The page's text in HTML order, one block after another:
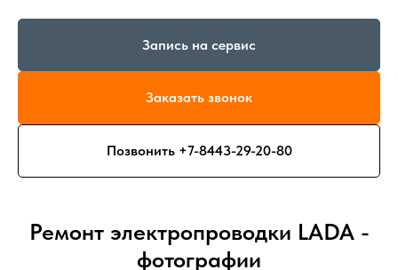
Запись на сервис
Заказать звонок
Позвонить +7-8443-29-20-80
Ремонт электропроводки LADA -
фотографии